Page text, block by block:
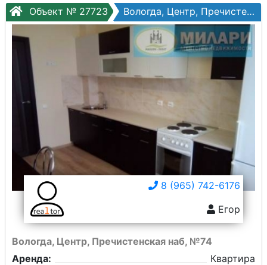
Объект № 27723 Вологда, Центр, Пречистенская наб, №74
8 (965) 742-6176
Егор
Вологда, Центр, Пречистенская наб, №74
Аренда:
Квартира